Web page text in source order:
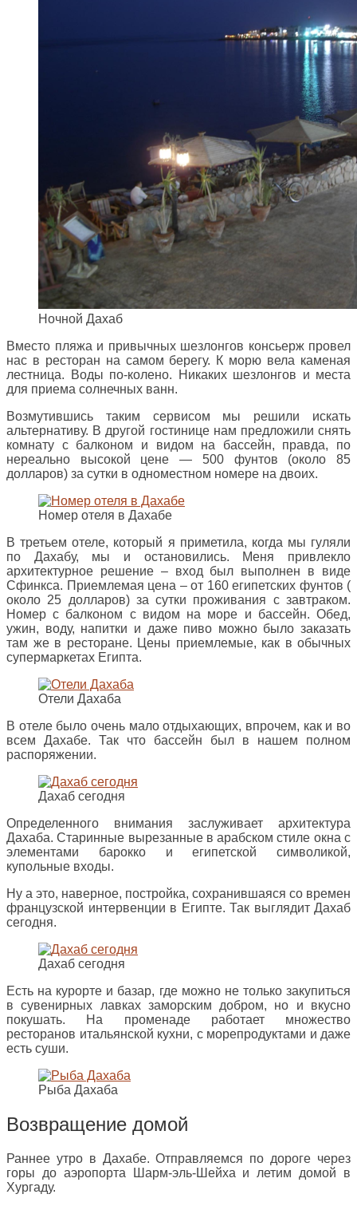
Ночной Дахаб
Вместо пляжа и привычных шезлонгов консьерж провел
нас в ресторан на самом берегу. К морю вела каменая
лестница. Воды по-колено. Никаких шезлонгов и места
для приема солнечных ванн.
Возмутившись таким сервисом мы решили искать
альтернативу. В другой гостинице нам предложили снять
комнату с балконом и видом на бассейн, правда, по
нереально высокой цене — 500 фунтов (около 85
долларов) за сутки в одноместном номере на двоих.
Номер отеля в Дахабе
В третьем отеле, который я приметила, когда мы гуляли
по Дахабу, мы и остановились. Меня привлекло
архитектурное решение – вход был выполнен в виде
Сфинкса. Приемлемая цена – от 160 египетских фунтов (
около 25 долларов) за сутки проживания с завтраком.
Номер с балконом с видом на море и бассейн. Обед,
ужин, воду, напитки и даже пиво можно было заказать
там же в ресторане. Цены приемлемые, как в обычных
супермаркетах Египта.
Отели Дахаба
В отеле было очень мало отдыхающих, впрочем, как и во
всем Дахабе. Так что бассейн был в нашем полном
распоряжении.
Дахаб сегодня
Определенного внимания заслуживает архитектура
Дахаба. Старинные вырезанные в арабском стиле окна с
элементами барокко и египетской символикой,
купольные входы.
Ну а это, наверное, постройка, сохранившаяся со времен
французской интервенции в Египте. Так выглядит Дахаб
сегодня.
Дахаб сегодня
Есть на курорте и базар, где можно не только закупиться
в сувенирных лавках заморским добром, но и вкусно
покушать. На променаде работает множество
ресторанов итальянской кухни, с морепродуктами и даже
есть суши.
Рыба Дахаба
Возвращение домой
Раннее утро в Дахабе. Отправляемся по дороге через
горы до аэропорта Шарм-эль-Шейха и летим домой в
Хургаду.